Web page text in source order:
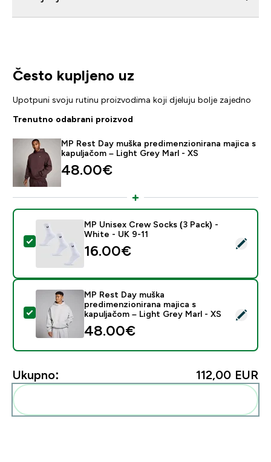
Često kupljeno uz
Upotpuni svoju rutinu proizvodima koji djeluju bolje zajedno
Trenutno odabrani proizvod
MP Rest Day muška predimenzionirana majica s
kapuljačom – Light Grey Marl - XS
48.00€‎
Odaberi ovaj proizvod - MP Unisex Crew Socks (3
MP Unisex Crew Socks (3 Pack) -
White - UK 9-11
16.00€‎
Odaberi ovaj proizvod - MP Rest Day muška
MP Rest Day muška
predimenzionirana majica s
kapuljačom – Light Grey Marl - XS
48.00€‎
Ukupno: 112,00 EUR‎